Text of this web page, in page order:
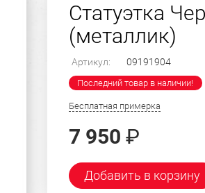
Статуэтка
(металлик)
Артикул: 09191904
Последний товар в наличии!
Бесплатная примерка
7 950 ₽
Добавить в корзину